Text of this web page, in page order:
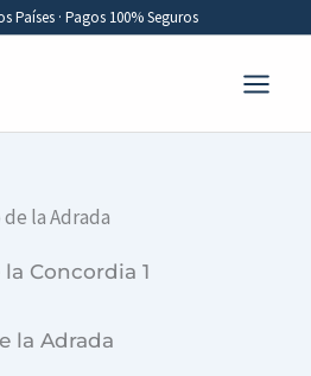
Países · Pagos 100% Seguros
la Adrada
la Concordia 1
la Adrada